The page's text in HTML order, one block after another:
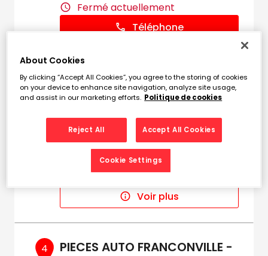
Fermé actuellement
Téléphone
3
km
FRANCONVILLE PIECES AUTO
25 Rue Andre Citroen
95130 FRANCONVILLE LA GARENNE
Fermé actuellement
Téléphone
Voir plus
4
PIECES AUTO FRANCONVILLE -
About Cookies
By clicking “Accept All Cookies”, you agree to the storing of cookies
on your device to enhance site navigation, analyze site usage,
and assist in our marketing efforts. Politique de cookies
Reject All Accept All Cookies
Cookie Settings